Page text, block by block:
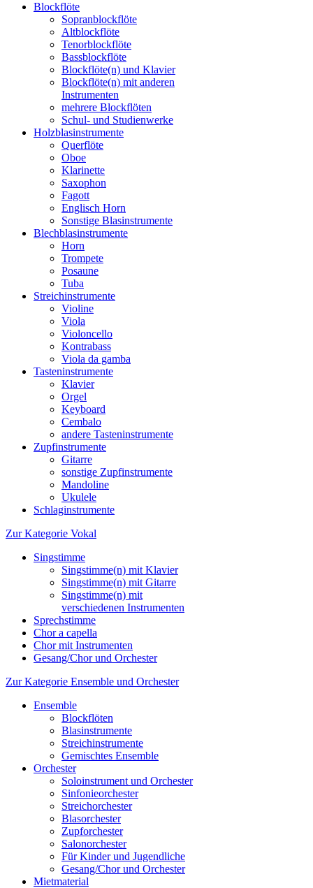
Blockflöte
Sopranblockflöte
Altblockflöte
Tenorblockflöte
Bassblockflöte
Blockflöte(n) und Klavier
Blockflöte(n) mit anderen
Instrumenten
mehrere Blockflöten
Schul- und Studienwerke
Holzblasinstrumente
Querflöte
Oboe
Klarinette
Saxophon
Fagott
Englisch Horn
Sonstige Blasinstrumente
Blechblasinstrumente
Horn
Trompete
Posaune
Tuba
Streichinstrumente
Violine
Viola
Violoncello
Kontrabass
Viola da gamba
Tasteninstrumente
Klavier
Orgel
Keyboard
Cembalo
andere Tasteninstrumente
Zupfinstrumente
Gitarre
sonstige Zupfinstrumente
Mandoline
Ukulele
Schlaginstrumente
Zur Kategorie Vokal
Singstimme
Singstimme(n) mit Klavier
Singstimme(n) mit Gitarre
Singstimme(n) mit
verschiedenen Instrumenten
Sprechstimme
Chor a capella
Chor mit Instrumenten
Gesang/Chor und Orchester
Zur Kategorie Ensemble und Orchester
Ensemble
Blockflöten
Blasinstrumente
Streichinstrumente
Gemischtes Ensemble
Orchester
Soloinstrument und Orchester
Sinfonieorchester
Streichorchester
Blasorchester
Zupforchester
Salonorchester
Für Kinder und Jugendliche
Gesang/Chor und Orchester
Mietmaterial